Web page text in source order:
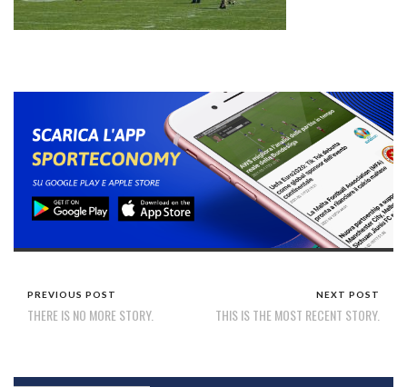
PREVIOUS POST
THERE IS NO MORE STORY.
NEXT POST
THIS IS THE MOST RECENT STORY.